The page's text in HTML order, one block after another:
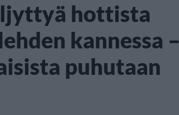
hottista
kannessa –
puhutaan